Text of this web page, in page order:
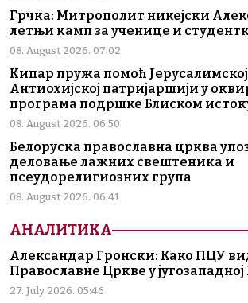
Грчка: Митрополит никејски
летњи камп за ученице и
08. August 2026. 07:02
Кипар пружа помоћ
Антиохијској патријаршији у
програма подршке Блиском
08. August 2026. 06:50
Белоруска православна црква
деловање лажних свештеника и
псеудорелигиозних група
08. August 2026. 06:41
АНАЛИТИКА
Александар Гронски: Како ПЦУ
Православне Цркве у југозападној
27. July 2026. 05:46